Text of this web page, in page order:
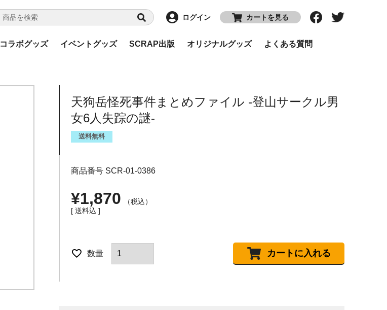
ログイン カートを見る
コラボグッズ イベントグッズ SCRAP出版 オリジナルグッズ よくある質問
天狗岳怪死事件まとめファイル -登山サークル男
女6人失踪の謎-
送料無料
商品番号 SCR-01-0386
¥1,870
税込
送料込
カートに入れる